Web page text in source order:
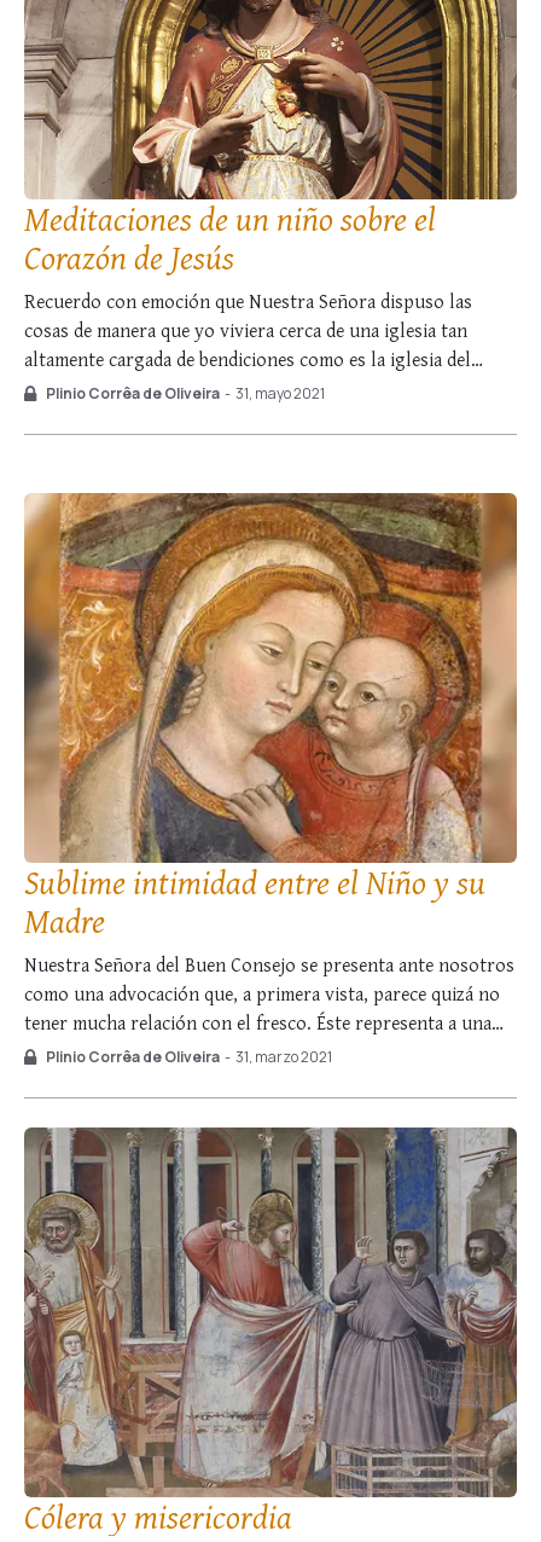
Meditaciones de un niño sobre el
Corazón de Jesús
Recuerdo con emoción que Nuestra Señora dispuso las
cosas de manera que yo viviera cerca de una iglesia tan
altamente cargada de bendiciones como es la iglesia del
Sagrado Corazón de Jesús.1 Allí asistía a Misa de domingo
Plinio Corrêa de Oliveira - 31, mayo 2021
Sublime intimidad entre el Niño y su
Madre
Nuestra Señora del Buen Consejo se presenta ante nosotros
como una advocación que, a primera vista, parece quizá no
tener mucha relación con el fresco. Éste representa a una
reina de un pequeño país balcánico, lo cual se percibe en la
Plinio Corrêa de Oliveira - 31, marzo 2021
Cólera y misericordia